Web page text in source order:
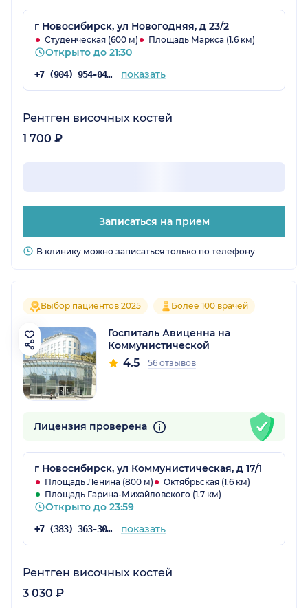
г Новосибирск, ул Новогодняя, д 23/2
Студенческая (600 м) Площадь Маркса (1.6 км)
Открыто до 21:30
+7 (904) 954-04-87 показать
Рентген височных костей
1 700 ₽
Записаться на прием
В клинику можно записаться только по телефону
Выбор пациентов 2025 Более 100 врачей
Госпиталь Авиценна на
Коммунистической
4.5 56 отзывов
Лицензия проверена
г Новосибирск, ул Коммунистическая, д 17/1
Площадь Ленина (800 м)
Октябрьская (1.6 км)
Площадь Гарина-Михайловского (1.7 км)
Открыто до 23:59
+7 (383) 363-30-03 показать
Рентген височных костей
3 030 ₽